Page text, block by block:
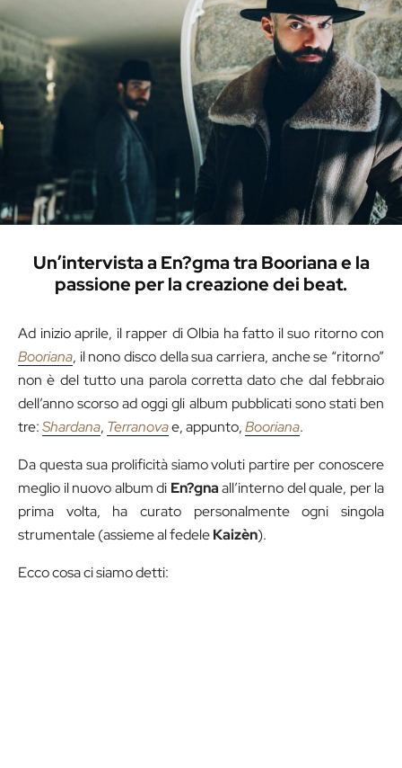
Un’intervista a En?gma tra Booriana e la
passione per la creazione dei beat.
Ad inizio aprile, il rapper di Olbia ha fatto il suo ritorno con
Booriana, il nono disco della sua carriera, anche se “ritorno”
non è del tutto una parola corretta dato che dal febbraio
dell’anno scorso ad oggi gli album pubblicati sono stati ben
tre:Shardana, Terranovae, appunto,Booriana.
Da questa sua prolificità siamo voluti partire per conoscere
meglio il nuovo album di En?gnaall’interno del quale, per la
prima volta, ha curato personalmente ogni singola
strumentale (assieme al fedeleKaizèn).
Ecco cosa ci siamo detti: